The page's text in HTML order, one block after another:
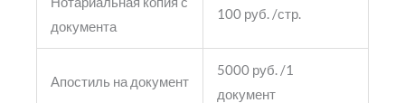
документа
100 руб. /стр.
Апостиль на документ
5000 руб. /1
документ